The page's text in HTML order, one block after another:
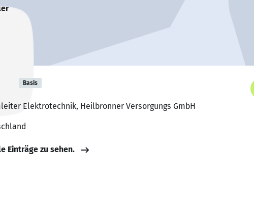
Basis
Elektrotechnik, Heilbronner Versorgungs GmbH
Einträge zu sehen.